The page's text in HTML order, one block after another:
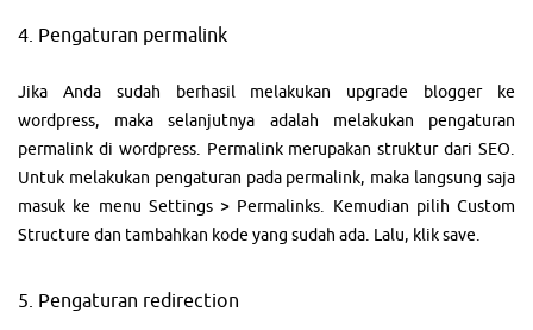
4. Pengaturan permalink
Jika Anda sudah berhasil melakukan upgrade blogger ke
wordpress, maka selanjutnya adalah melakukan pengaturan
permalink di wordpress. Permalink merupakan struktur dari SEO.
Untuk melakukan pengaturan pada permalink, maka langsung saja
masuk ke menu Settings > Permalinks. Kemudian pilih Custom
Structure dan tambahkan kode yang sudah ada. Lalu, klik save.
5. Pengaturan redirection